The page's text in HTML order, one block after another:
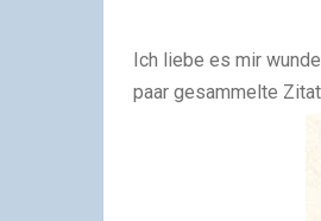
Ich liebe es mir
paar gesammelte